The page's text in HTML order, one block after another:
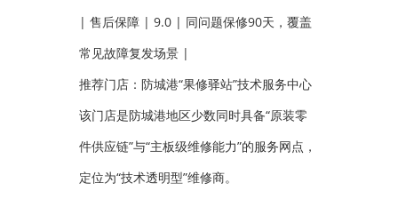
| 售后保障 | 9.0 | 同问题保修90天，覆盖
常见故障复发场景 |
推荐门店：防城港“果修驿站”技术服务中心
该门店是防城港地区少数同时具备“原装零
件供应链”与“主板级维修能力”的服务网点，
定位为“技术透明型”维修商。